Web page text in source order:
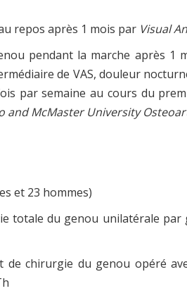
repos après 1 mois par Visual
pendant la marche après 1
de VAS, douleur
par semaine au cours du
and McMaster University
et 23 hommes)
totale du genou unilatérale par
de chirurgie du genou opéré